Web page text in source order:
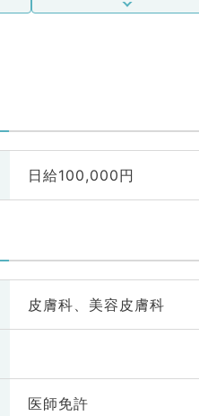
日給100,000円
皮膚科、美容皮膚科
医師免許